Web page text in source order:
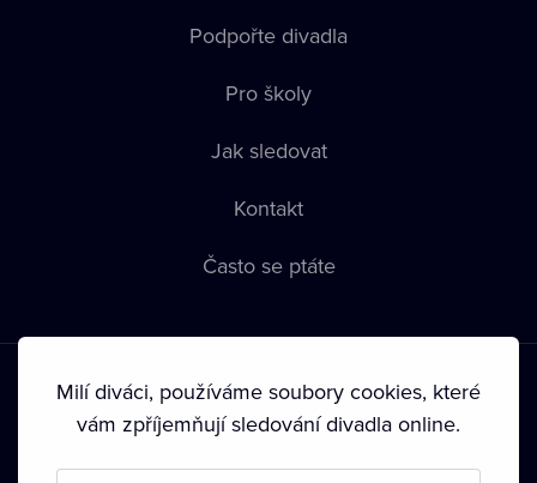
Podpořte divadla
Pro školy
Jak sledovat
Kontakt
Často se ptáte
Podmínky používání • Ochrana soukromí • Zásady používání
Milí diváci, používáme soubory cookies, které
vám zpříjemňují sledování divadla online.